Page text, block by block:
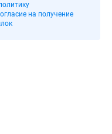
на получение